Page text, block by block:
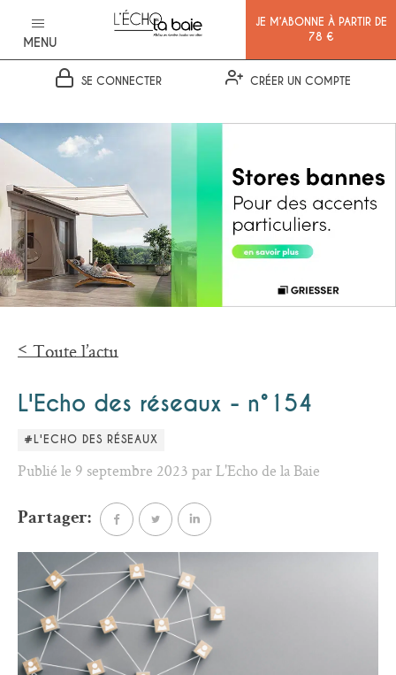
MENU
JE M’ABONNE À PARTIR DE
78 €
SE CONNECTER CRÉER UN COMPTE
Toute l’actu
L'Echo des réseaux - n°154
#L'ECHO DES RÉSEAUX
Publié le 9 septembre 2023 par L'Echo de la Baie
Partager: